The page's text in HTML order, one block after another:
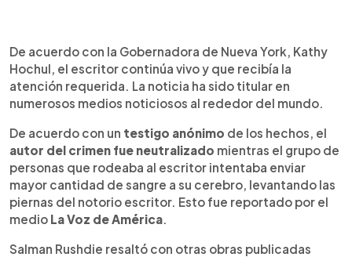
De acuerdo con la Gobernadora de Nueva York, Kathy
Hochul, el escritor continúa vivo y que recibía la
atención requerida. La noticia ha sido titular en
numerosos medios noticiosos al rededor del mundo.
De acuerdo con un testigo anónimo de los hechos, el
autor del crimen fue neutralizado mientras el grupo de
personas que rodeaba al escritor intentaba enviar
mayor cantidad de sangre a su cerebro, levantando las
piernas del notorio escritor. Esto fue reportado por el
medio La Voz de América
Salman Rushdie resaltó con otras obras publicadas